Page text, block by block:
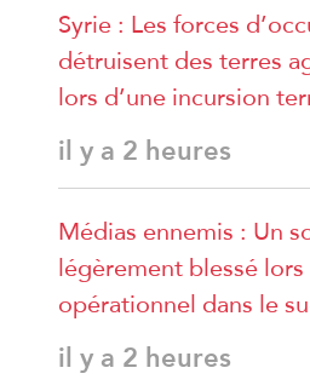
Syrie : Les forces
détruisent des terres
lors d’une incursion
il y a 2 heures
Médias ennemis : Un
légèrement blessé
opérationnel dans le
il y a 2 heures